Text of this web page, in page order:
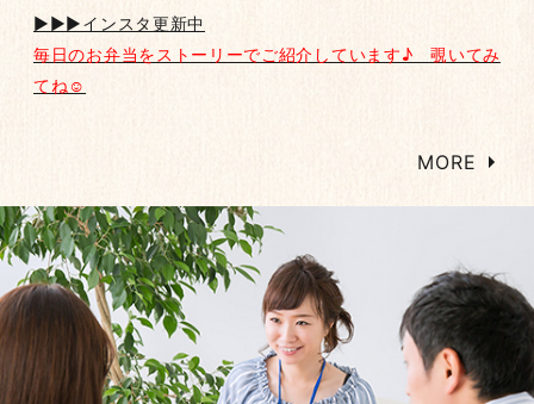
▶▶▶インスタ更新中
毎日のお弁当をストーリーでご紹介しています♪ 覗いてみ
てね☺
MORE